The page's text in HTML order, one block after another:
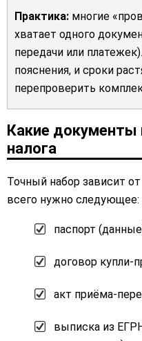
Практика: многие
хватает одного
передачи или
пояснения, и сроки
перепроверить
Какие
налога
Точный набор зависит
всего нужно следующее:
паспорт
договор
акт приёма-
выписка из